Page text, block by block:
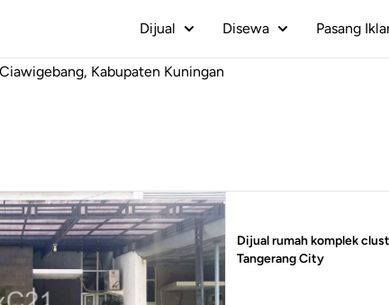
Dijual Disewa Pasang
Kabupaten Kuningan
Dijual rumah komplek
Tangerang City